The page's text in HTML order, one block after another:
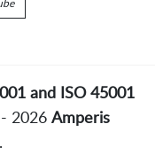
and ISO 45001
2026 Amperis